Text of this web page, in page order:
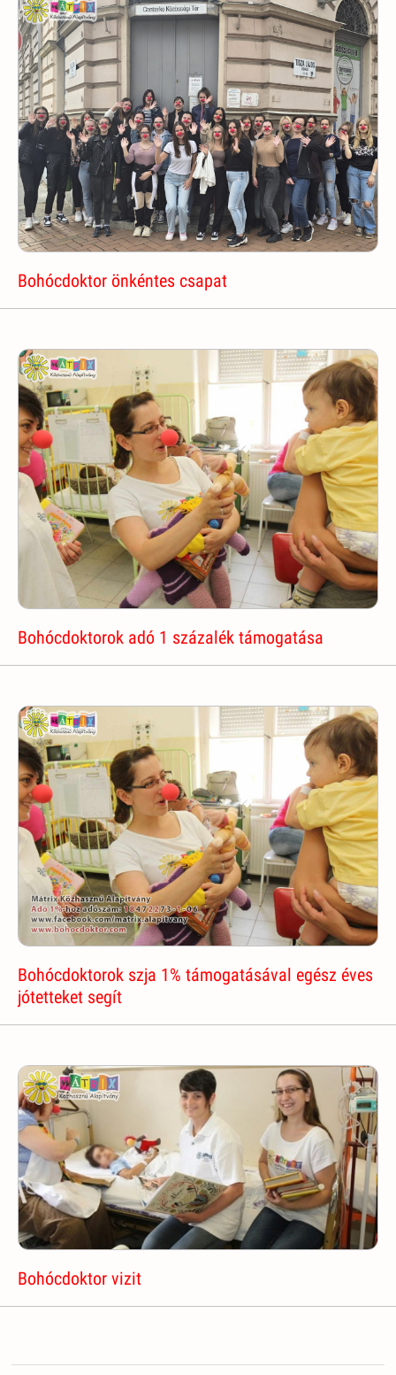
Bohócdoktor önkéntes csapat
Bohócdoktorok adó 1 százalék támogatása
Bohócdoktorok szja 1% támogatásával egész éves
jótetteket segít
Bohócdoktor vizit